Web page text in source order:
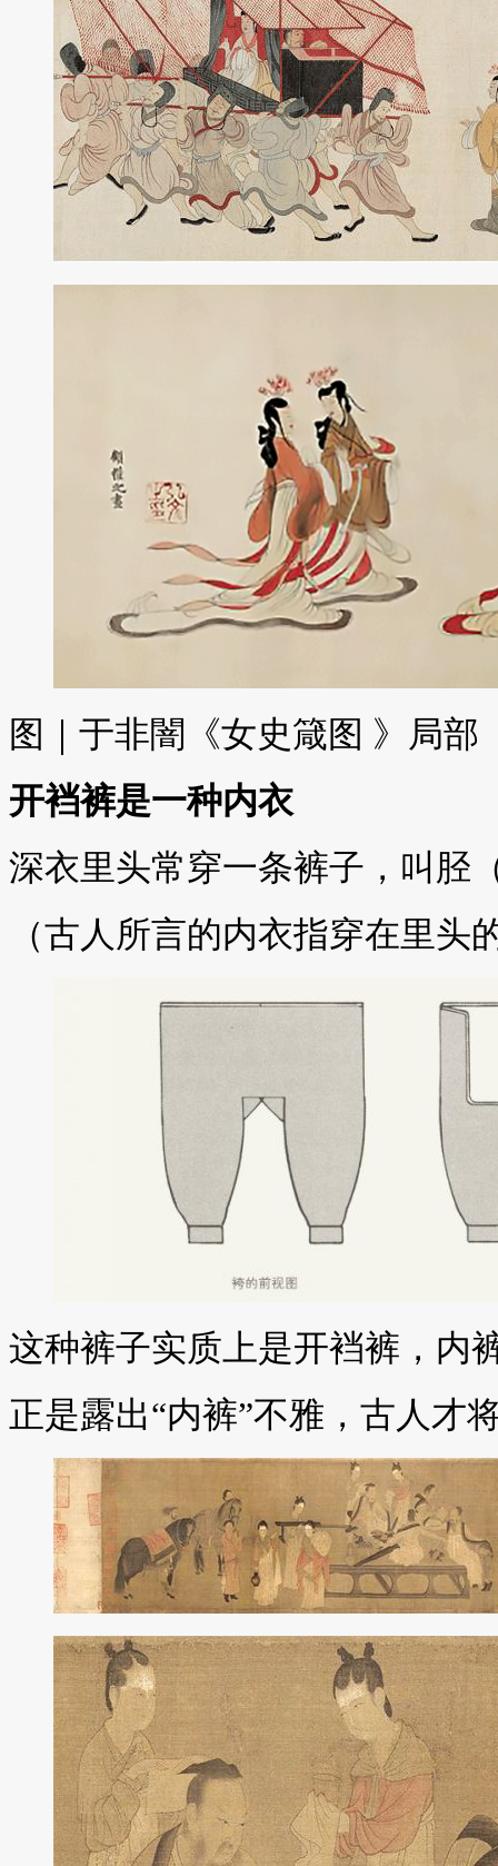
图｜于非闇《女史箴图 》局部
开裆裤是一种内衣
深衣里头常穿一条裤子，叫胫
（古人所言的内衣指穿在里头
这种裤子实质上是开裆裤，内
正是露出“内裤”不雅，古人才